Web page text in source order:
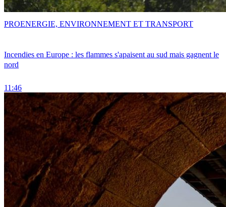
Incendies en Europe : les flammes s'apaisent au sud mais gagnent le
nord
11:46
PROENERGIE, ENVIRONNEMENT ET TRANSPORT